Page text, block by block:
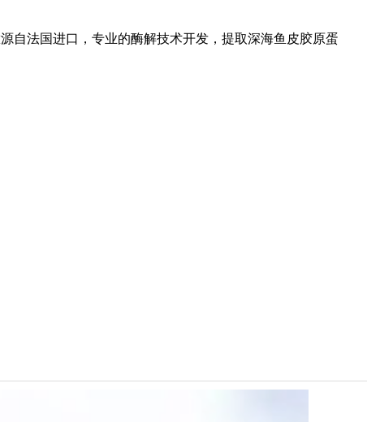
自法国进口，专业的酶解技术开发，提取深海鱼皮胶原蛋